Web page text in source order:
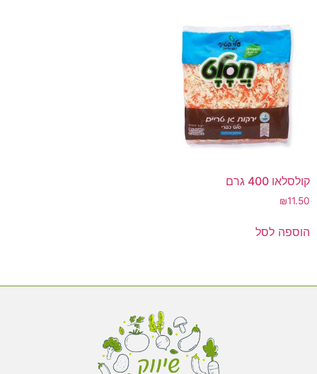
קולסלאו 400 גרם
₪11.50
הוספה לסל